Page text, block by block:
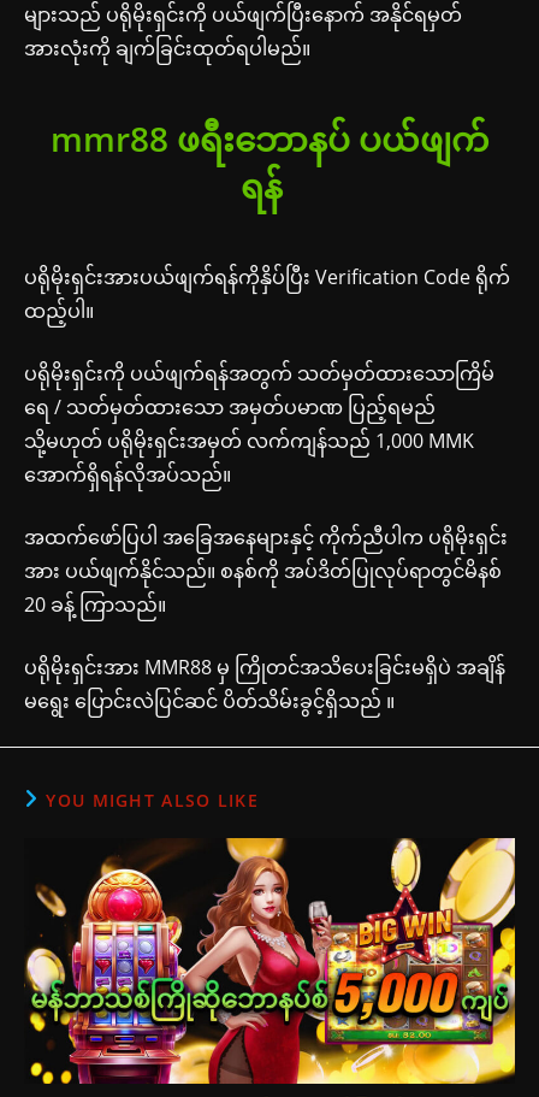
များသည် ပရိုမိုးရှင်းကို ပယ်ဖျက်ပြီးနောက် အနိုင်ရမှတ်
အားလုံးကို ချက်ခြင်းထုတ်ရပါမည်။
mmr88 ဖရီးဘောနပ် ပယ်ဖျက်
ရန်
ပရိုမိုးရှင်းအားပယ်ဖျက်ရန်ကိုနှိပ်ပြီး Verification Code ရိုက်
ထည့်ပါ။
ပရိုမိုးရှင်းကို ပယ်ဖျက်ရန်အတွက် သတ်မှတ်ထားသောကြိမ်
ရေ / သတ်မှတ်ထားသော အမှတ်ပမာဏ ပြည့်ရမည်
သို့မဟုတ် ပရိုမိုးရှင်းအမှတ် လက်ကျန်သည် 1,000 MMK
အောက်ရှိရန်လိုအပ်သည်။
အထက်ဖော်ပြပါ အခြေအနေများနှင့် ကိုက်ညီပါက ပရိုမိုးရှင်း
အား ပယ်ဖျက်နိုင်သည်။ စနစ်ကို အပ်ဒိတ်ပြုလုပ်ရာတွင်မိနစ်
20 ခန့် ကြာသည်။
ပရိုမိုးရှင်းအား MMR88 မှ ကြိုတင်အသိပေးခြင်းမရှိပဲ အချိန်
မရွေး ပြောင်းလဲပြင်ဆင် ပိတ်သိမ်းခွင့်ရှိသည် ။
YOU MIGHT ALSO LIKE